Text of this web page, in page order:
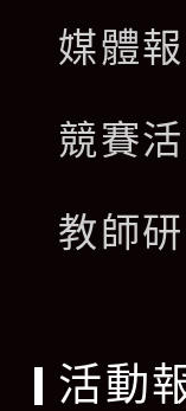
媒體
競賽
教師
活動